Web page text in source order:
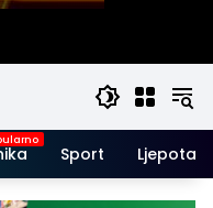
Sport Ljepota i